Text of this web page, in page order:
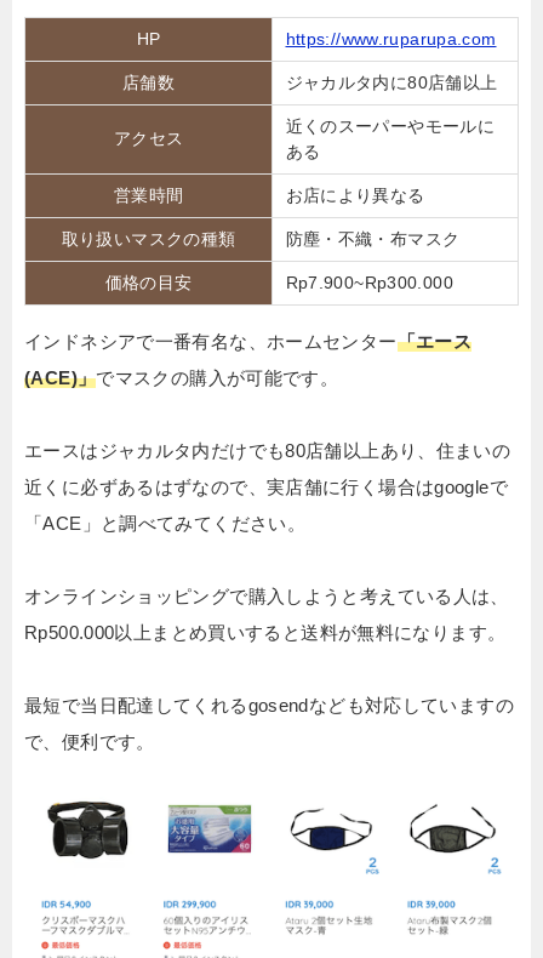
HP https://www.ruparupa.com
店舗数 ジャカルタ内に80店舗以上
アクセス
近くのスーパーやモールに
ある
営業時間 お店により異なる
取り扱いマスクの種類 防塵・不織・布マスク
価格の目安 Rp7.900~Rp300.000
インドネシアで一番有名な、ホームセンター「エース
(ACE)」でマスクの購入が可能です。
エースはジャカルタ内だけでも80店舗以上あり、住まいの
近くに必ずあるはずなので、実店舗に行く場合はgoogleで
「ACE」と調べてみてください。
オンラインショッピングで購入しようと考えている人は、
Rp500.000以上まとめ買いすると送料が無料になります。
最短で当日配達してくれるgosendなども対応していますの
で、便利です。